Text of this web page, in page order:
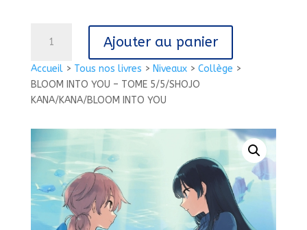
Accueil> Tous nos livres > Niveaux> Collège >
BLOOM INTO YOU – TOME 5/5/SHOJO
KANA/KANA/BLOOM INTO YOU
BLOOM
INTO
YOU
5/5/SHOJO
KANA/KANA/BLOOM
INTO
YOU
Ajouter au panier